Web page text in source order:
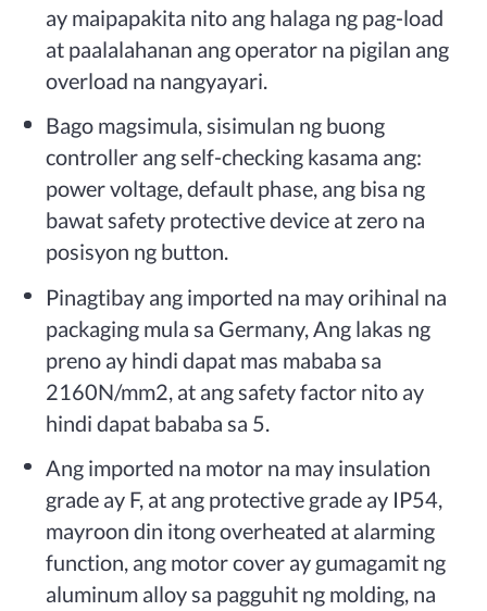
ay maipapakita nito ang halaga ng pag-load
at paalalahanan ang operator na pigilan ang
overload na nangyayari.
Bago magsimula, sisimulan ng buong
controller ang self-checking kasama ang:
power voltage, default phase, ang bisa ng
bawat safety protective device at zero na
posisyon ng button.
Pinagtibay ang imported na may orihinal na
packaging mula sa Germany, Ang lakas ng
preno ay hindi dapat mas mababa sa
2160N/mm2, at ang safety factor nito ay
hindi dapat bababa sa 5.
Ang imported na motor na may insulation
grade ay F, at ang protective grade ay IP54,
mayroon din itong overheated at alarming
function, ang motor cover ay gumagamit ng
aluminum alloy sa pagguhit ng molding, na